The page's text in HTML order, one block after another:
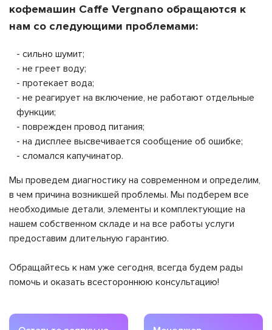
кофемашин Caffe Vergnano обращаются к
нам со следующими проблемами:
- сильно шумит;
- не греет воду;
- протекает вода;
- не реагирует на включение, не работают отдельные
функции;
- поврежден провод питания;
- на дисплее высвечивается сообщение об ошибке;
- сломался капучинатор.
Мы проведем диагностику на современном и определим,
в чем причина возникшей проблемы. Мы подберем все
необходимые детали, элементы и комплектующие на
нашем собственном складе и на все работы услуги
предоставим длительную гарантию.
Обращайтесь к нам уже сегодня, всегда будем рады
помочь и оказать всестороннюю консультацию!